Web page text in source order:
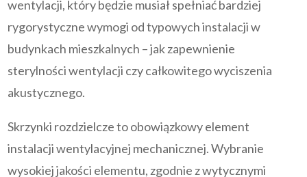
wentylacji, który będzie musiał spełniać bardziej
rygorystyczne wymogi od typowych instalacji w
budynkach mieszkalnych – jak zapewnienie
sterylności wentylacji czy całkowitego wyciszenia
akustycznego.
Skrzynki rozdzielcze to obowiązkowy element
instalacji wentylacyjnej mechanicznej. Wybranie
wysokiej jakości elementu, zgodnie z wytycznymi